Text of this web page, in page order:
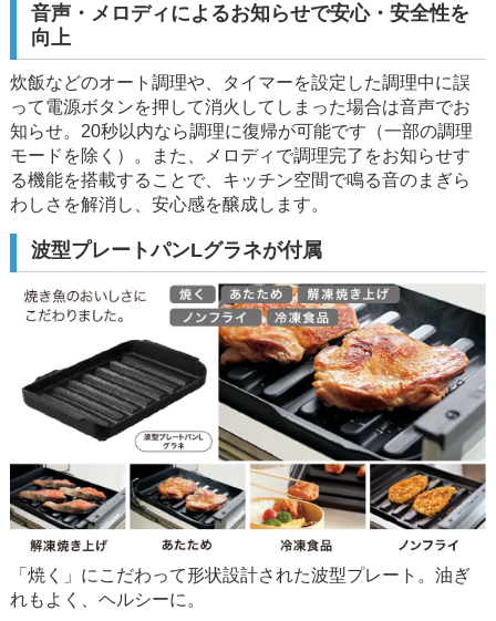
音声・メロディによるお知らせで安心・安全性を
向上
炊飯などのオート調理や、タイマーを設定した調理中に誤
って電源ボタンを押して消火してしまった場合は音声でお
知らせ。20秒以内なら調理に復帰が可能です（一部の調理
モードを除く）。また、メロディで調理完了をお知らせす
る機能を搭載することで、キッチン空間で鳴る音のまぎら
わしさを解消し、安心感を醸成します。
波型プレートパンLグラネが付属
「焼く」にこだわって形状設計された波型プレート。油ぎ
れもよく、ヘルシーに。